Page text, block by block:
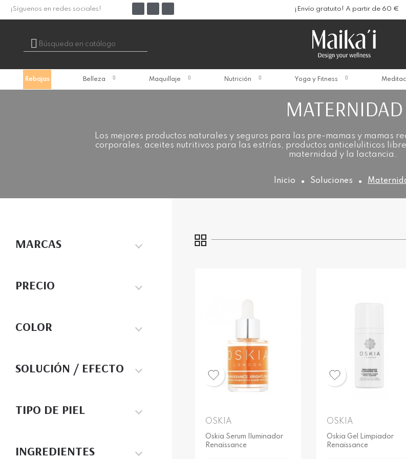
¡Síguenos en redes sociales! ¡Envío gratuito! A partir de 60 €

Rebajas Belleza Maquillaje Nutrición Yoga y Fitness
MATERNIDAD
Los mejores productos naturales y seguros para las pre-mamas y mamas
corporales, aceites nutritivos para las estrías, productos anticeluliticos
maternidad y la lactancia.
Inicio Soluciones
OSKIA
Oskia Serum Iluminador
Renaissance
OSKIA
Oskia Gel Limpiador
Renaissance
MARCAS
PRECIO
COLOR
SOLUCIÓN / EFECTO
TIPO DE PIEL
INGREDIENTES